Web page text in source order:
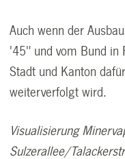
Auch wenn der
'45" und vom Bund in
Stadt und Kanton
weiterverfolgt wird.
Visualisierung
Sulzerallee/